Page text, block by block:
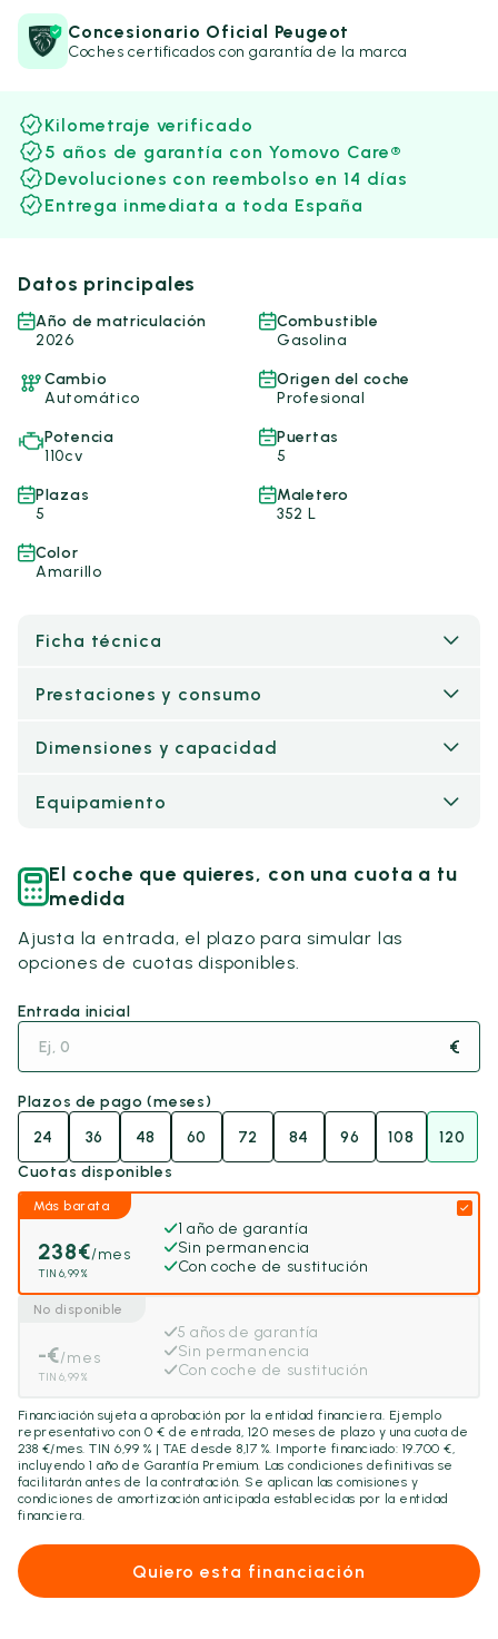
Concesionario Oficial Peugeot
Coches certificados con garantía de la marca
Kilometraje verificado
5 años de garantía con Yomovo Care®
Devoluciones con reembolso en 14 días
Entrega inmediata a toda España
Datos principales
Año de matriculación
2026
Combustible
Gasolina
Cambio
Automático
Origen del coche
Profesional
Potencia
110cv
Puertas
5
Plazas
5
Maletero
352 L
Color
Amarillo
Ficha técnica
Prestaciones y consumo
Dimensiones y capacidad
Equipamiento
El coche que quieres, con una cuota a tu
medida
Ajusta la entrada, el plazo para simular las
opciones de cuotas disponibles.
Entrada inicial
€
Plazos de pago (meses)
24
36 48 60 72 84 96 108
120
Cuotas disponibles
Más barata
238€/mes
TIN 6,99%
1 año de garantía
Sin permanencia
Con coche de sustitución
No disponible
-€/mes
TIN 6,99%
5 años de garantía
Sin permanencia
Con coche de sustitución
Financiación sujeta a aprobación por la entidad financiera. Ejemplo
representativo con0 € de entrada, 120 meses de plazo y una cuota de
238 €/mes. TIN 6,99 % | TAE desde 8,17 %. Importe financiado: 19.700 €,
incluyendo1 año de Garantía Premium. Las condiciones definitivas se
facilitarán antes de la contratación. Se aplican las comisiones y
condiciones de amortización anticipada establecidas por la entidad
financiera.
Quiero esta financiación